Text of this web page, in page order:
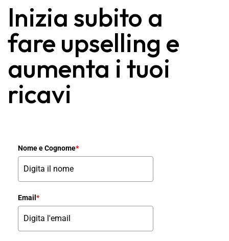
Inizia subito a
fare upselling e
aumenta i tuoi
ricavi
Nome e Cognome*
Email *